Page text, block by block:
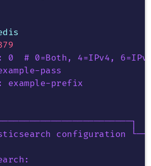
0  # 0=Both, 4=IPv4,
pass
example-prefix
configuration